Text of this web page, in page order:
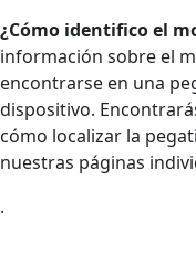
¿Cómo identifico el
información sobre el
encontrarse en una
dispositivo.
cómo localizar la
nuestras páginas
.